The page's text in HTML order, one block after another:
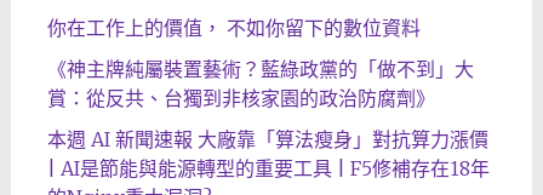
你在工作上的價值， 不如你留下的數位資料
《神主牌純屬裝置藝術？藍綠政黨的「做不到」大
賞：從反共、台獨到非核家園的政治防腐劑》
本週 AI 新聞速報 大廠靠「算法瘦身」對抗算力漲價
| AI是節能與能源轉型的重要工具 | F5修補存在18年